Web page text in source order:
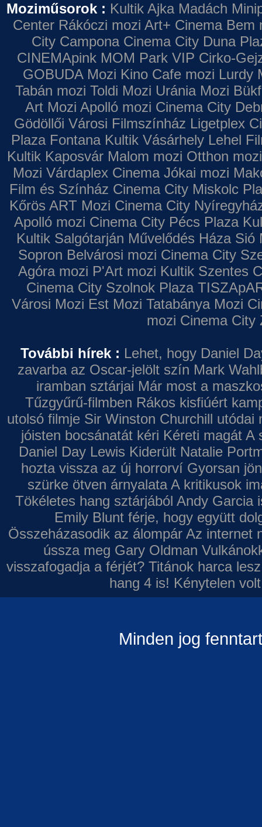
Moziműsorok : Kultik Ajka Madách
Center Rákóczi mozi Art+ Cinema Bem
City Campona Cinema City Duna
CINEMApink MOM Park VIP Cirko-
GOBUDA Mozi Kino Cafe mozi Lurdy
Tabán mozi Toldi Mozi Uránia Mozi
Art Mozi Apolló mozi Cinema City
Gödöllői Városi Filmszínház Ligetplex
Plaza Fontana Kultik Vásárhely Lehel
Kultik Kaposvár Malom mozi Otthon mozi
Mozi Várdaplex Cinema Jókai mozi
Film és Színház Cinema City Miskolc
Kőrös ART Mozi Cinema City
Apolló mozi Cinema City Pécs Plaza
Kultik Salgótarján Művelődés Háza Sió
Sopron Belvárosi mozi Cinema City
Agóra mozi P'Art mozi Kultik Szentes
Cinema City Szolnok Plaza
Városi Mozi Est Mozi Tatabánya Mozi
mozi Cinema City
További hírek : Lehet, hogy Daniel
zavarba az Oscar-jelölt szín Mark
iramban sztárjai Már most a
Tűzgyűrű-filmben Rákos kisfiúért
utolsó filmje Sir Winston Churchill utódai
jóisten bocsánatát kéri Kéreti magát A
Daniel Day Lewis Kiderült Natalie
hozta vissza az új horrorví Gyorsan
szürke ötven árnyalata A kritikusok
Tökéletes hang sztárjából Andy Garcia
Emily Blunt férje, hogy együtt
Összeházasodik az álompár Az internet
ússza meg Gary Oldman
visszafogadja a férjét? Titánok harca
hang 4 is! Kénytelen
Minden jog